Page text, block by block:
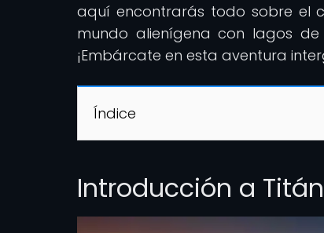
aquí encontrarás todo sobre el
mundo alienígena con lagos
¡Embárcate en esta aventura
Índice
Introducción a